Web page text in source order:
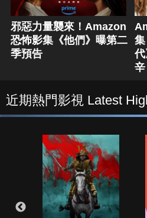
邪惡力量襲來！Amazon
恐怖影集《他們》曝第二
季預告
辛
近期熱門影視 Latest